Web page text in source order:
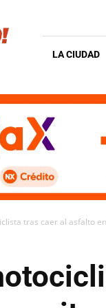
LA CIUDAD
tras caer al asfalto